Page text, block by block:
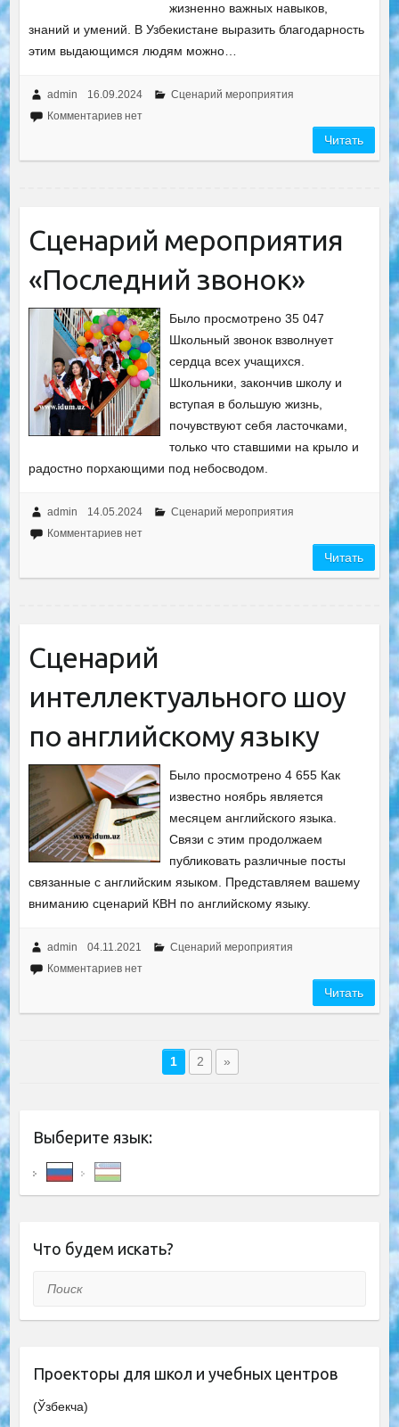
жизненно важных навыков,
знаний и умений. В Узбекистане выразить благодарность
этим выдающимся людям можно…
admin 16.09.2024
Сценарий мероприятия
Комментариев нет
Читать
Сценарий мероприятия
«Последний звонок»
Было просмотрено 35 047
Школьный звонок взволнует
сердца всех учащихся.
Школьники, закончив школу и
вступая в большую жизнь,
почувствуют себя ласточками,
только что ставшими на крыло и
радостно порхающими под небосводом.
admin 14.05.2024
Сценарий мероприятия
Комментариев нет
Читать
Сценарий
интеллектуального шоу
по английскому языку
Было просмотрено 4 655 Как
известно ноябрь является
месяцем английского языка.
Связи с этим продолжаем
публиковать различные посты
связанные с английским языком. Представляем вашему
вниманию сценарий КВН по английскому языку.
admin 04.11.2021
Сценарий мероприятия
Комментариев нет
Читать
1 2 »
Выберите язык:
Что будем искать?
Поиск
Проекторы для школ и учебных центров
(Ўзбекча)